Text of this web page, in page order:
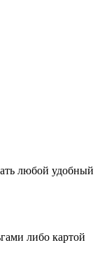
любой удобный
либо картой